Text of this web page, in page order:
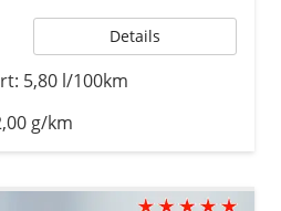
Details
5,80 l/100km
g/km